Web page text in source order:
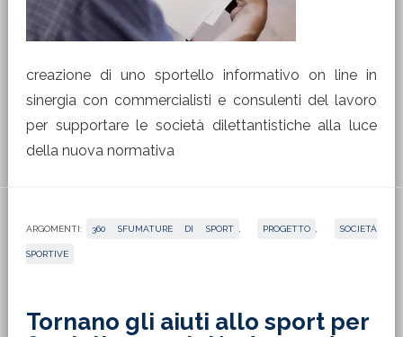
creazione di uno sportello informativo on line in
sinergia con commercialisti e consulenti del lavoro
per supportare le società dilettantistiche alla luce
della nuova normativa
ARGOMENTI: 360 SFUMATURE DI SPORT PROGETTO SOCIETÀ
SPORTIVE
Tornano gli aiuti allo sport per